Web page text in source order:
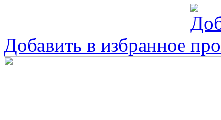
Добавить в избранное